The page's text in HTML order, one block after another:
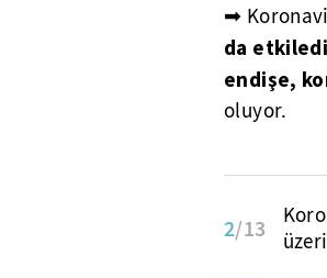
➡
da
endişe,
oluyor.
2/13